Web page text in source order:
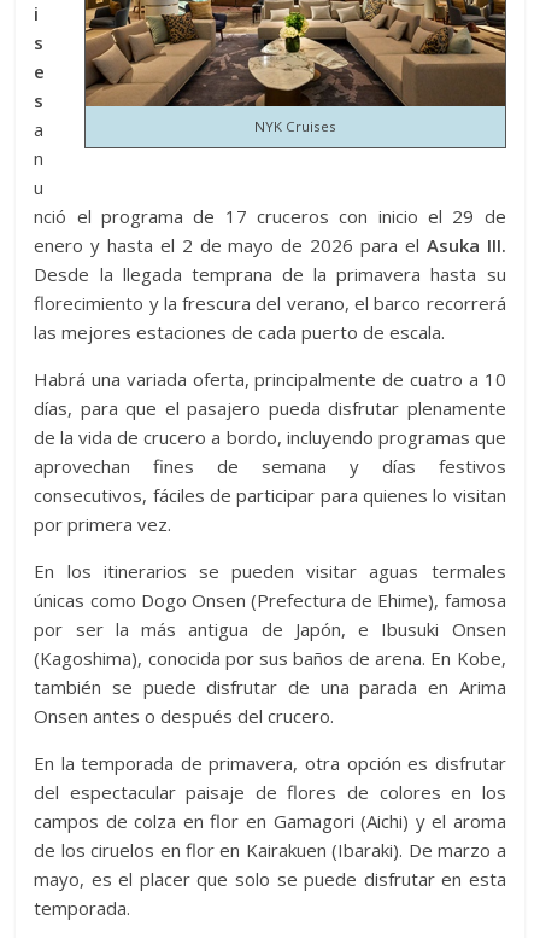
NYK Cruises
i
s
e
s
a
n
u
nció el programa de 17 cruceros con inicio el 29 de
enero y hasta el 2 de mayo de 2026 para el Asuka III.
Desde la llegada temprana de la primavera hasta su
florecimiento y la frescura del verano, el barco recorrerá
las mejores estaciones de cada puerto de escala.
Habrá una variada oferta, principalmente de cuatro a 10
días, para que el pasajero pueda disfrutar plenamente
de la vida de crucero a bordo, incluyendo programas que
aprovechan fines de semana y días festivos
consecutivos, fáciles de participar para quienes lo visitan
por primera vez.
En los itinerarios se pueden visitar aguas termales
únicas como Dogo Onsen (Prefectura de Ehime), famosa
por ser la más antigua de Japón, e Ibusuki Onsen
(Kagoshima), conocida por sus baños de arena. En Kobe,
también se puede disfrutar de una parada en Arima
Onsen antes o después del crucero.
En la temporada de primavera, otra opción es disfrutar
del espectacular paisaje de flores de colores en los
campos de colza en flor en Gamagori (Aichi) y el aroma
de los ciruelos en flor en Kairakuen (Ibaraki). De marzo a
mayo, es el placer que solo se puede disfrutar en esta
temporada.